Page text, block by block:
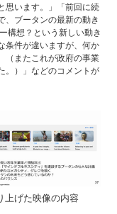
思います。」「前回に続
、ブータンの最新の動き
構想？という新しい動き
条件が違いますが、何か
（またこれが政府の事業
。）」などのコメントが
上げた映像の内容